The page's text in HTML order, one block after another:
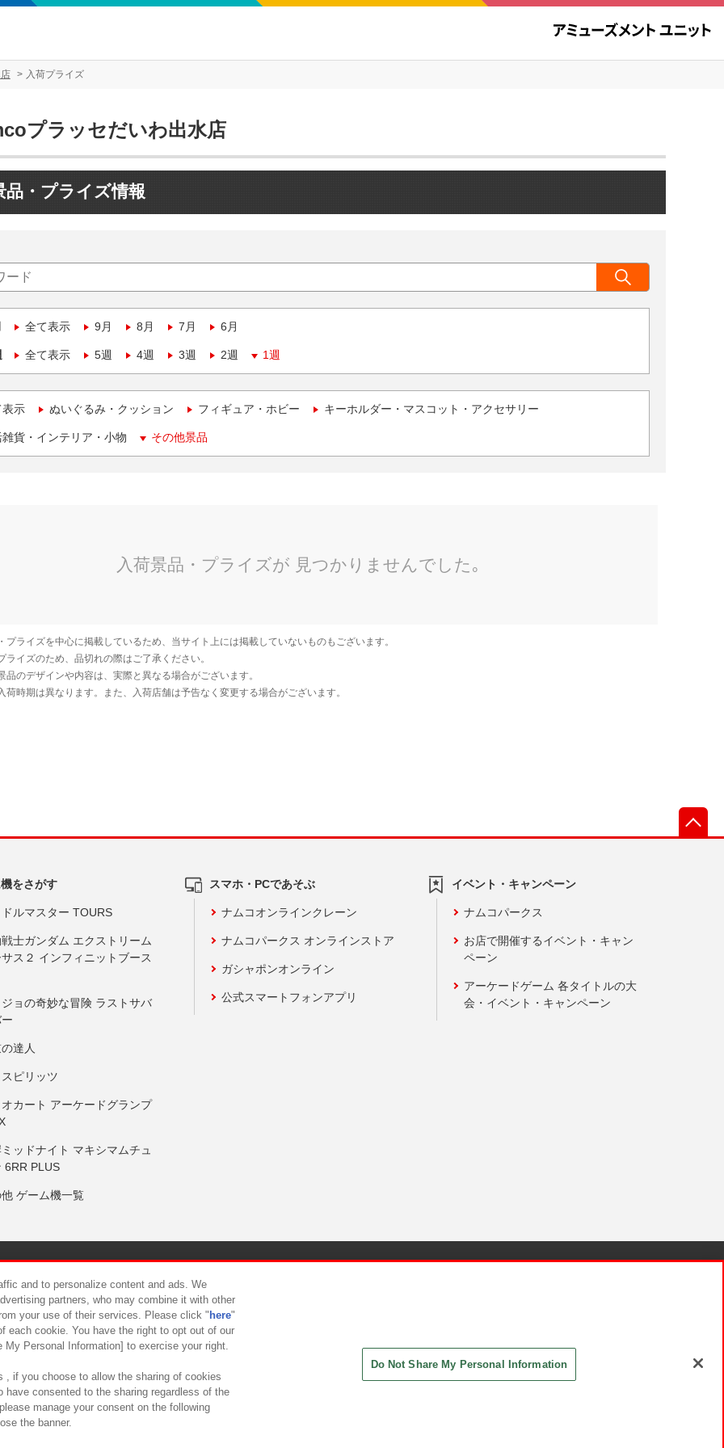
入荷プライズ
プラッセだいわ出水店
品・プライズ情報
全て表示 9月 8月 7月 6月
全て表示 5週 4週 3週 2週 1週
表示 ぬいぐるみ・クッション フィギュア・ホビー キーホルダー・マスコット・アクセサリー
貨・インテリア・小物 その他景品
をさがす
ルマスター TOURS
士ガンダム エクストリーム
ス２ インフィニットブース
ョの奇妙な冒険 ラストサバ
達人
ピリッツ
カート アーケードグランプ
ッドナイト マキシマムチュ
6RR PLUS
ゲーム機一覧
スマホ・PCであそぶ
ナムコオンラインクレーン
ナムコパークス オンラインストア
ガシャポンオンライン
公式スマートフォンアプリ
イベント・キャンペーン
ナムコパークス
お店で開催するイベント・キャン
ペーン
アーケードゲーム 各タイトルの大
会・イベント・キャンペーン
について カスタマーハラスメント対応方針
and to personalize content and ads. We
partners, who may combine it with other
your use of their services. Please click " here"
each cookie. You have the right to opt out of our
Personal Information] to exercise your right.
, if you choose to allow the sharing of cookies
have consented to the sharing regardless of the
manage your consent on the following
the banner.
Do Not Share My Personal Information